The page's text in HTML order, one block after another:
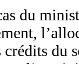
du
du